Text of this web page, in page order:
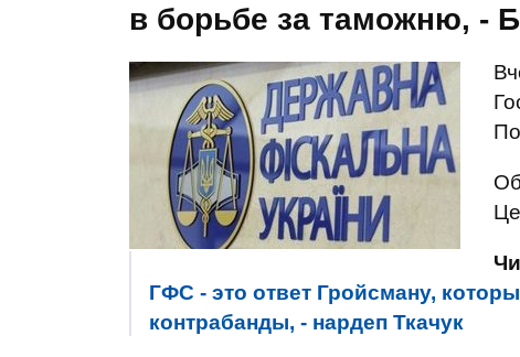
в борьбе за таможню, -
ГФС - это ответ Гройсману,
контрабанды, - нардеп Ткачук